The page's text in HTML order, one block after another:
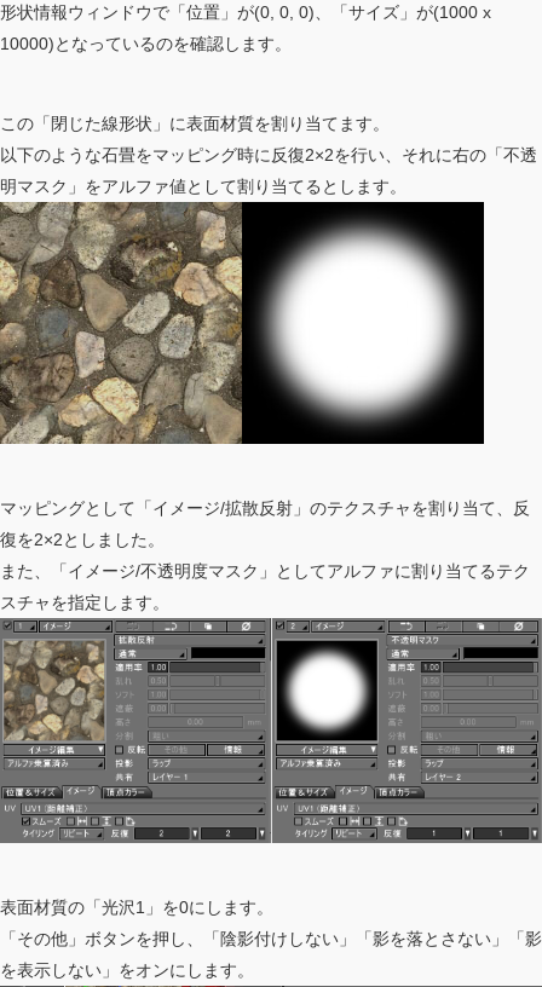
形状情報ウィンドウで「位置」が(0, 0, 0)、「サイズ」が(1000 x
10000)となっているのを確認します。
この「閉じた線形状」に表面材質を割り当てます。
以下のような石畳をマッピング時に反復2×2を行い、それに右の「不透
明マスク」をアルファ値として割り当てるとします。
マッピングとして「イメージ/拡散反射」のテクスチャを割り当て、反
復を2×2としました。
また、「イメージ/不透明度マスク」としてアルファに割り当てるテク
スチャを指定します。
表面材質の「光沢1」を0にします。
「その他」ボタンを押し、「陰影付けしない」「影を落とさない」「影
を表示しない」をオンにします。